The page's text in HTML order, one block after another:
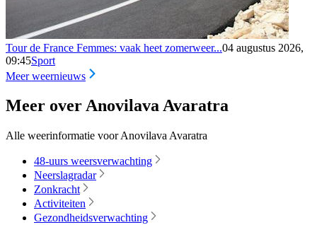
Tour de France Femmes: vaak heet zomerweer...04 augustus 2026,
09:45Sport
Meer weernieuws
Meer over Anovilava Avaratra
Alle weerinformatie voor Anovilava Avaratra
48-uurs weersverwachting
Neerslagradar
Zonkracht
Activiteiten
Gezondheidsverwachting